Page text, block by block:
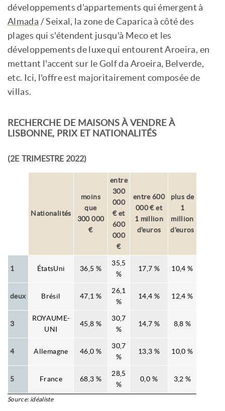
développements d'appartements qui émergent à
Almada / Seixal, la zone de Caparica à côté des
plages qui s'étendent jusqu'à Meco et les
développements de luxe qui entourent Aroeira, en
mettant l'accent sur le Golf da Aroeira, Belverde,
etc. Ici, l'offre est majoritairement composée de
villas.
RECHERCHE DE MAISONS À VENDRE À
LISBONNE, PRIX ET NATIONALITÉS
(2E TRIMESTRE 2022)
Nationalités
moins
que
300 000
€
entre
300
000
€ et
600
000
€
entre 600
000 € et
1 million
d'euros
plus de
1
million
d'euros
1 ÉtatsUni 36,5 %
35,5
%
17,7 % 10,4 %
deux Brésil 47,1 %
26,1
%
14,4 % 12,4 %
3
ROYAUME-
UNI
45,8 %
30,7
%
14,7 % 8,8 %
4 Allemagne 46,0 %
30,7
%
13,3 % 10,0 %
5 France 68,3 %
28,5
%
0,0 % 3,2 %
Source: idéaliste